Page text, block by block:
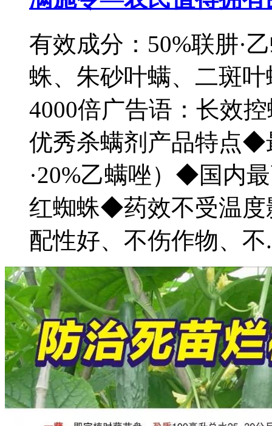
有效成分：50%联肼·
蛛、朱砂叶螨、二斑
4000倍广告语：长效
优秀杀螨剂产品特点◆
·20%乙螨唑）◆国内
红蜘蛛◆药效不受温
配性好、不伤作物、不